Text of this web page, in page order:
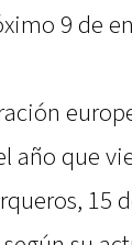
9 de
año que
15